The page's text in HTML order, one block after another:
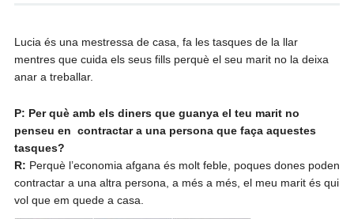
Lucia és una mestressa de casa, fa les tasques de la llar
mentres que cuida els seus fills perquè el seu marit no la deixa
anar a treballar.
P: Per què amb els diners que guanya el teu marit no
penseu en contractar a una persona que faça aquestes
tasques?
R: Perquè l’economia afgana és molt feble, poques dones poden
contractar a una altra persona, a més a més, el meu marit és qui
vol que em quede a casa.